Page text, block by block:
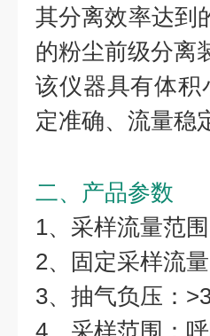
其分离效率达到
的粉尘前级分离
该仪器具有体
定准确、流量稳
二、产品参数
1、采样流量范
2、固定采样流
3、抽气负压：
4、采样范围：